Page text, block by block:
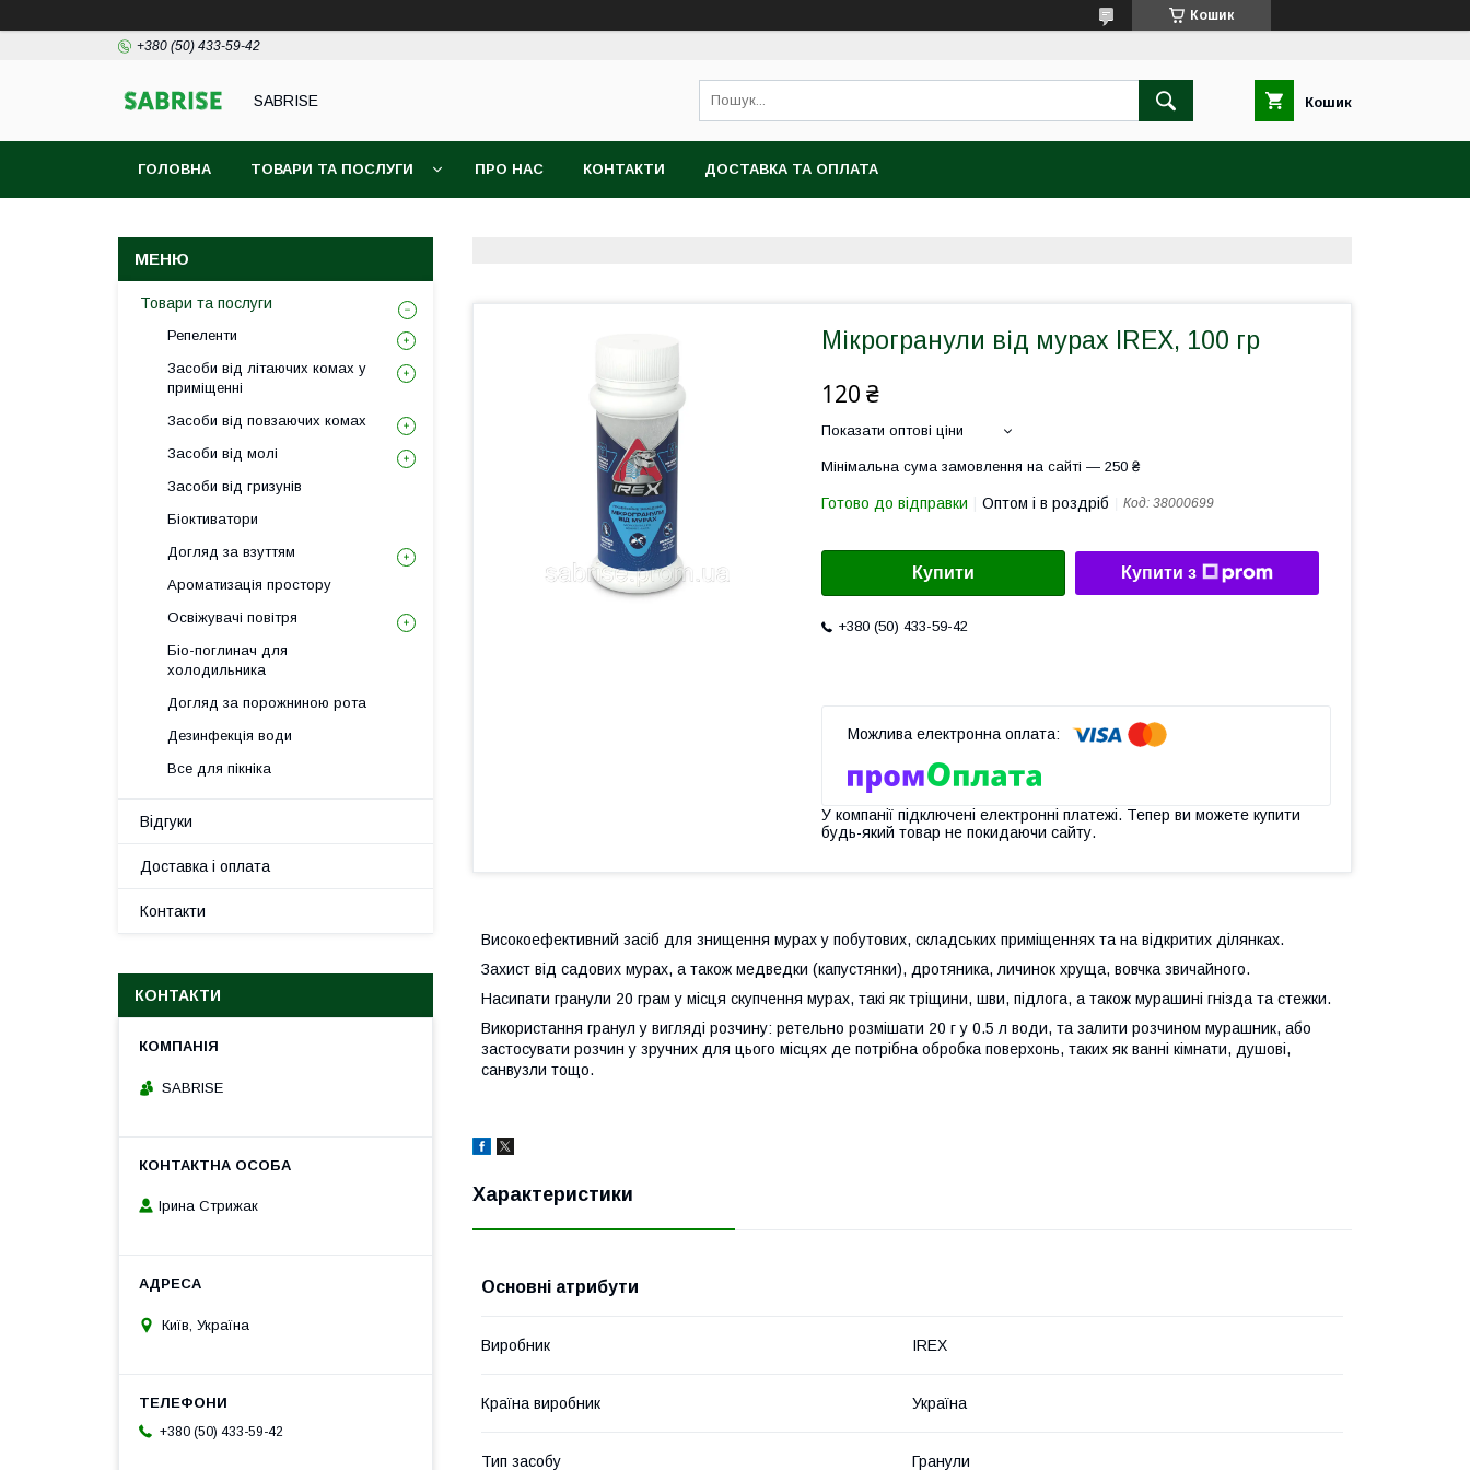
Кошик
+380 (50) 433-59-42
SABRISE Кошик
ГОЛОВНА ТОВАРИ ТА ПОСЛУГИ ПРО НАС КОНТАКТИ ДОСТАВКА ТА ОПЛАТА
Мікрогранули від мурах IREX, 100 гр
120 ₴
Показати оптові ціни
Мінімальна сума замовлення на сайті — 250 ₴
Готово до відправки Оптом і в роздріб Код: 38000699
Купити Купити з
+380 (50) 433-59-42
У компанії підключені електронні платежі. Тепер ви можете купити
будь-який товар не покидаючи сайту.
Високоефективний засіб для знищення мурах у побутових, складських приміщеннях та на відкритих ділянках.
Захист від садових мурах, а також медведки (капустянки), дротяника, личинок хруща, вовчка звичайного.
Насипати гранули 20 грам у місця скупчення мурах, такі як тріщини, шви, підлога, а також мурашині гнізда та стежки.
Використання гранул у вигляді розчину: ретельно розмішати 20 г у 0.5 л води, та залити розчином мурашник, або
застосувати розчин у зручних для цього місцях де потрібна обробка поверхонь, таких як ванні кімнати, душові,
санвузли тощо.
Характеристики
Основні атрибути
Виробник IREX
Країна виробник Україна
Тип засобу Гранули
Товари та послуги
Репеленти
Засоби від літаючих комах у
приміщенні
Засоби від повзаючих комах
Засоби від молі
Засоби від гризунів
Біоктиватори
Догляд за взуттям
Ароматизація простору
Освіжувачі повітря
Біо-поглинач для
холодильника
Догляд за порожниною рота
Дезинфекція води
Все для пікніка
Відгуки
Доставка і оплата
Контакти
КОНТАКТИ
SABRISE
Ірина Стрижак
Київ, Україна
+380 (50) 433-59-42